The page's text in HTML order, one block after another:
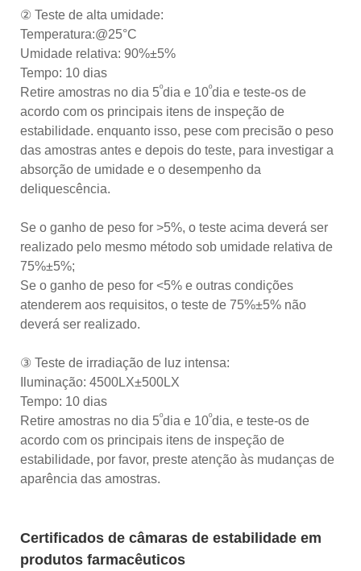
② Teste de alta umidade:
Temperatura:@25°C
Umidade relativa: 90%±5%
Tempo: 10 dias
Retire amostras no dia 5ºdia e 10ºdia e teste-os de
acordo com os principais itens de inspeção de
estabilidade. enquanto isso, pese com precisão o peso
das amostras antes e depois do teste, para investigar a
absorção de umidade e o desempenho da
deliquescência.
Se o ganho de peso for >5%, o teste acima deverá ser
realizado pelo mesmo método sob umidade relativa de
75%±5%;
Se o ganho de peso for <5% e outras condições
atenderem aos requisitos, o teste de 75%±5% não
deverá ser realizado.
③ Teste de irradiação de luz intensa:
Iluminação: 4500LX±500LX
Tempo: 10 dias
Retire amostras no dia 5ºdia e 10ºdia, e teste-os de
acordo com os principais itens de inspeção de
estabilidade, por favor, preste atenção às mudanças de
aparência das amostras.
Certificados de câmaras de estabilidade em
produtos farmacêuticos